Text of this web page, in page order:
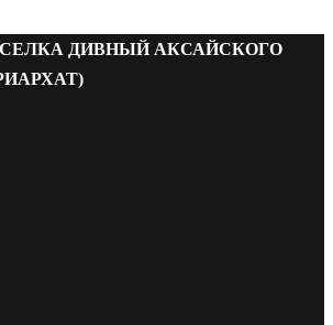
ДИВНЫЙ АКСАЙСКОГО